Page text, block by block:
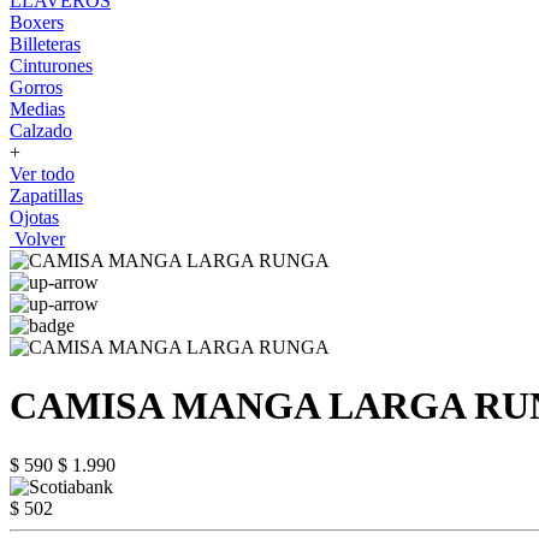
Boxers
Billeteras
Cinturones
Gorros
Medias
Calzado
+
Ver todo
Zapatillas
Ojotas
Volver
CAMISA MANGA LARGA
$ 590 $ 1.990
$ 502